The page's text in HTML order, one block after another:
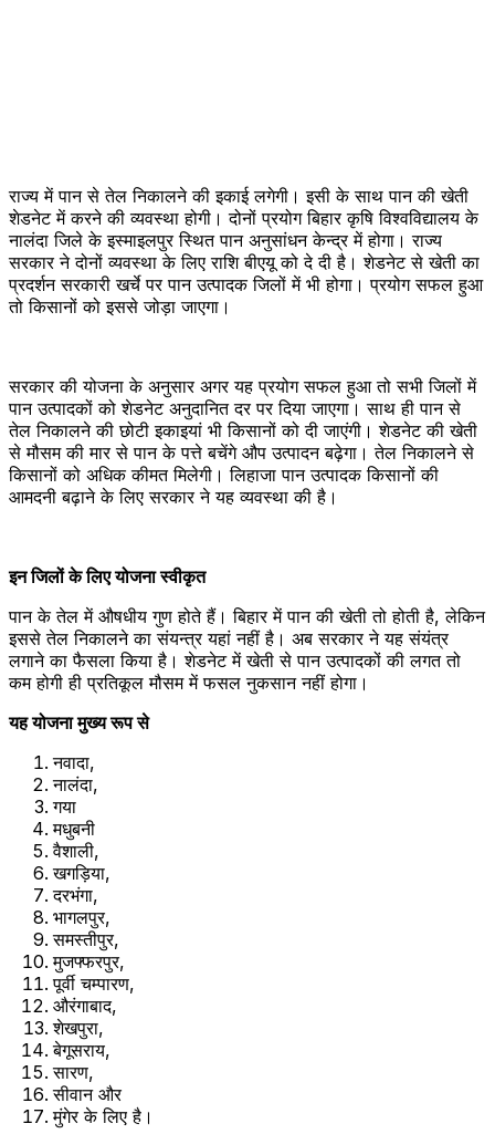
राज्य में पान से तेल निकालने की इकाई लगेगी। इसी के साथ पान की खेती
शेडनेट में करने की व्यवस्था होगी। दोनों प्रयोग बिहार कृषि विश्वविद्यालय के
नालंदा जिले के इस्माइलपुर स्थित पान अनुसांधन केन्द्र में होगा। राज्य
सरकार ने दोनों व्यवस्था के लिए राशि बीएयू को दे दी है। शेडनेट से खेती का
प्रदर्शन सरकारी खर्चे पर पान उत्पादक जिलों में भी होगा। प्रयोग सफल हुआ
तो किसानों को इससे जोड़ा जाएगा।
सरकार की योजना के अनुसार अगर यह प्रयोग सफल हुआ तो सभी जिलों में
पान उत्पादकों को शेडनेट अनुदानित दर पर दिया जाएगा। साथ ही पान से
तेल निकालने की छोटी इकाइयां भी किसानों को दी जाएंगी। शेडनेट की खेती
से मौसम की मार से पान के पत्ते बचेंगे औप उत्पादन बढ़ेगा। तेल निकालने से
किसानों को अधिक कीमत मिलेगी। लिहाजा पान उत्पादक किसानों की
आमदनी बढ़ाने के लिए सरकार ने यह व्यवस्था की है।
इन जिलों के लिए योजना स्वीकृत
पान के तेल में औषधीय गुण होते हैं। बिहार में पान की खेती तो होती है, लेकिन
इससे तेल निकालने का संयन्त्र यहां नहीं है। अब सरकार ने यह संयंत्र
लगाने का फैसला किया है। शेडनेट में खेती से पान उत्पादकों की लगत तो
कम होगी ही प्रतिकूल मौसम में फसल नुकसान नहीं होगा।
यह योजना मुख्य रूप से
नवादा,
नालंदा,
गया
मधुबनी
वैशाली,
खगड़िया,
दरभंगा,
भागलपुर,
समस्तीपुर,
मुजफ्फरपुर,
पूर्वी चम्पारण,
औरंगाबाद,
शेखपुरा,
बेगूसराय,
सारण,
सीवान और
मुंगेर के लिए है।